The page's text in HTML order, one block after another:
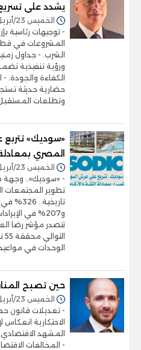
يشدد على تسريع
الخميس 23/أبريل/2026 - 04:10 م
- توجيهات رئاسية
المشروعات في
الشرب. - جداول
ورؤية تنفيذية
الكفاءة والجودة.
حضارية حديثة
وتطلعات
«سوديك»
المصري
الخميس 23/أبريل/2026 - 04:04 م
- «سوديك».. وجهة
تطوير المجتمعات
و207% في
تتصدر مؤشر رضا
الوحدات في
حين تصبح
الخميس 23/أبريل/2026 - 03:55 م
- تعديلات قانون
الاحتكارية انعكاس
المشهد
- المخالفات